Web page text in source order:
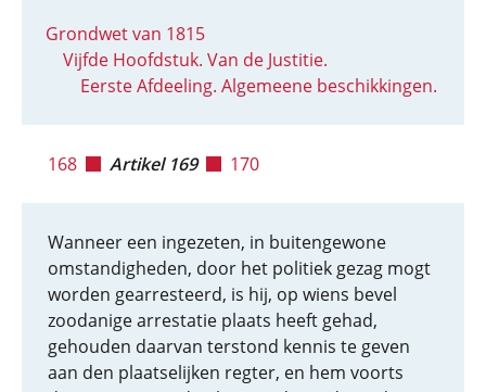
Grondwet van 1815
Vijfde Hoofdstuk. Van de Justitie.
Eerste Afdeeling. Algemeene beschikkingen.
168 Artikel 169 170
Wanneer een ingezeten, in buitengewone
omstandigheden, door het politiek gezag mogt
worden gearresteerd, is hij, op wiens bevel
zoodanige arrestatie plaats heeft gehad,
gehouden daarvan terstond kennis te geven
aan den plaatselijken regter, en hem voorts